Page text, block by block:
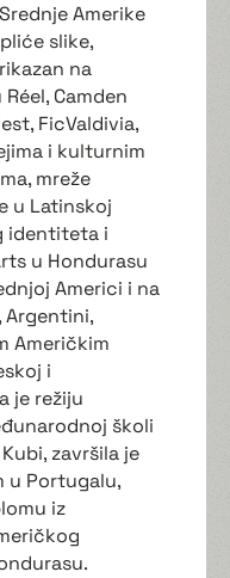
Amerike
slike,
na
Camden
FicValdivia,
i kulturnim
mreže
u Latinskoj
identiteta i
u Hondurasu
Americi i na
Argentini,
Američkim
i
je režiju
školi
završila je
u Portugalu,
iz